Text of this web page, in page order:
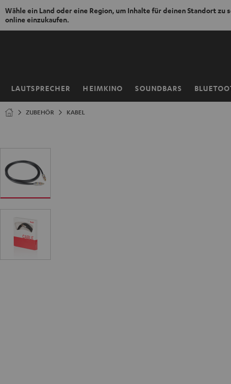
Wähle ein Land oder eine Region, um Inhalte für deinen Standort zu
online einzukaufen.
ZUM
LAUTSPRECHER HEIMKINO SOUNDBARS
Startseite
ZUBEHÖR KABEL